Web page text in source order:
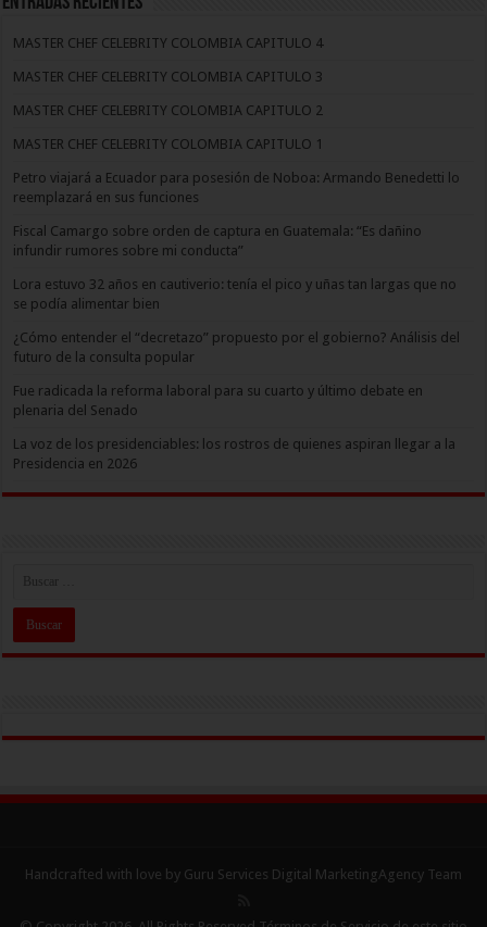
MASTER CHEF CELEBRITY COLOMBIA CAPITULO 4
MASTER CHEF CELEBRITY COLOMBIA CAPITULO 3
MASTER CHEF CELEBRITY COLOMBIA CAPITULO 2
MASTER CHEF CELEBRITY COLOMBIA CAPITULO 1
Petro viajará a Ecuador para posesión de Noboa: Armando Benedetti lo
reemplazará en sus funciones
Fiscal Camargo sobre orden de captura en Guatemala: “Es dañino
infundir rumores sobre mi conducta”
Lora estuvo 32 años en cautiverio: tenía el pico y uñas tan largas que no
se podía alimentar bien
¿Cómo entender el “decretazo” propuesto por el gobierno? Análisis del
futuro de la consulta popular
Fue radicada la reforma laboral para su cuarto y último debate en
plenaria del Senado
La voz de los presidenciables: los rostros de quienes aspiran llegar a la
Presidencia en 2026
Handcrafted with love by Guru Services Digital MarketingAgency Team